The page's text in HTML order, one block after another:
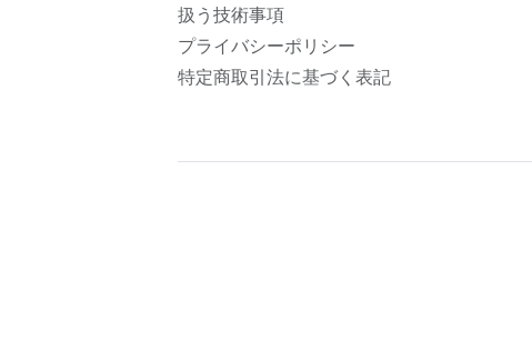
扱う技術事項
プライバシーポリシー
特定商取引法に基づく表記